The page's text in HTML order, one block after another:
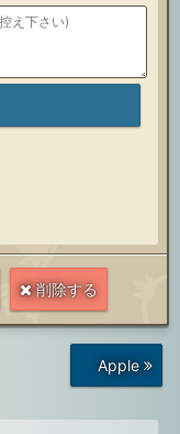
削除する
投
Apple